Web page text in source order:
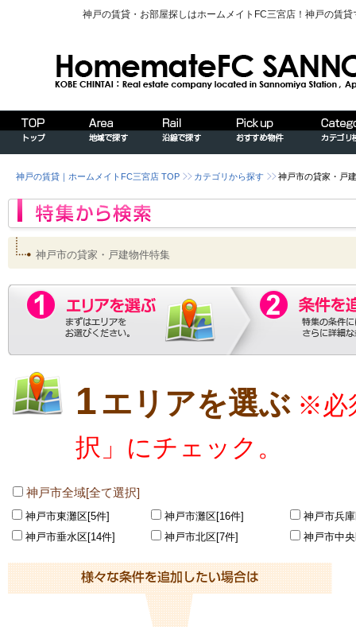
神戸の賃貸・お部屋探しはホームメイトFC三宮店！神戸の賃
神戸の賃貸｜ホームメイトFC三宮店 TOP カテゴリから探す 神戸市の貸家・戸
神戸市の貸家・戸建物件特集
1エリアを選ぶ ※必
択」にチェック。
神戸市全域[全て選択]
神戸市東灘区[5件] 神戸市灘区[16件]
神戸市兵
神戸市垂水区[14件]
神戸市北区[7件] 神戸市中